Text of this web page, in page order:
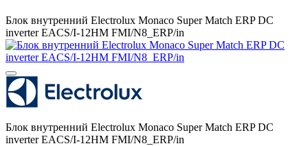
Блок внутренний Electrolux Monaco Super Match ERP DC
inverter EACS/I-12HM FMI/N8_ERP/in
Блок внутренний Electrolux Monaco Super Match ERP DC
inverter EACS/I-12HM FMI/N8_ERP/in